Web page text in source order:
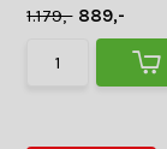
1.179,- 889,-